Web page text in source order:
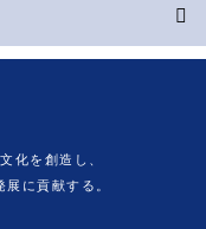
化を創造し、
に貢献する。